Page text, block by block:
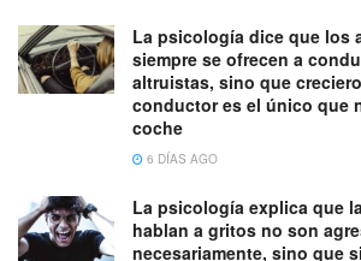
La psicología dice que los
siempre se ofrecen a
altruistas, sino que
conductor es el único que
coche
6 DÍAS AGO
La psicología explica que
hablan a gritos no son
necesariamente, sino que